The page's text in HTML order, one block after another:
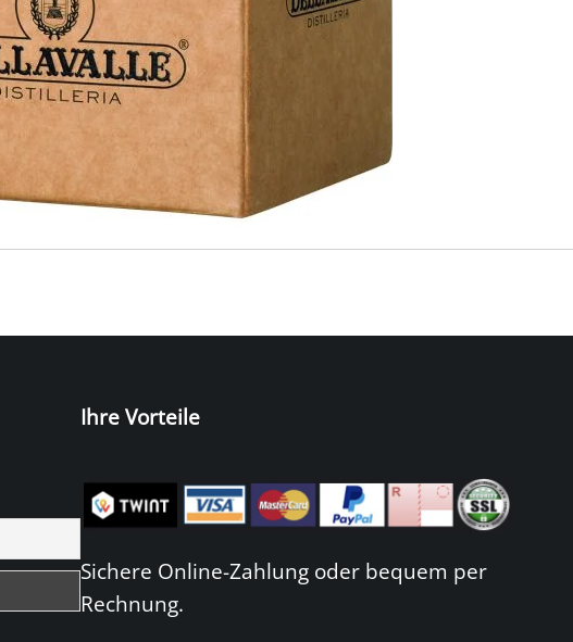
Ihre Vorteile
Sichere Online-Zahlung oder bequem per
Rechnung.